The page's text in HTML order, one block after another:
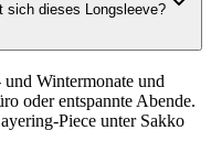
sich dieses Longsleeve?
Wintermonate und
oder entspannte Abende.
Piece unter Sakko